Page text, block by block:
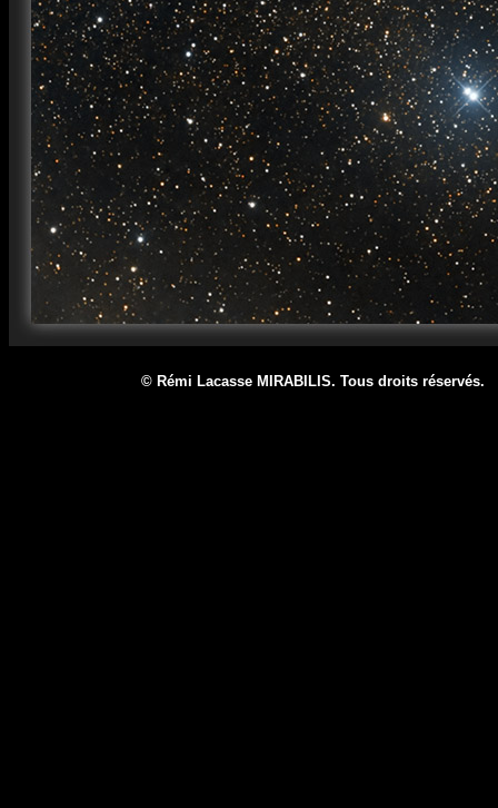
© Rémi Lacasse MIRABILIS. Tous droits